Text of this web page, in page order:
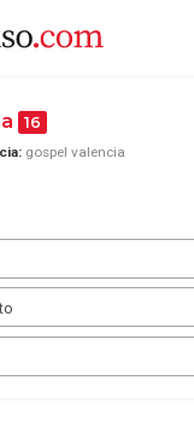
16
gospel valencia